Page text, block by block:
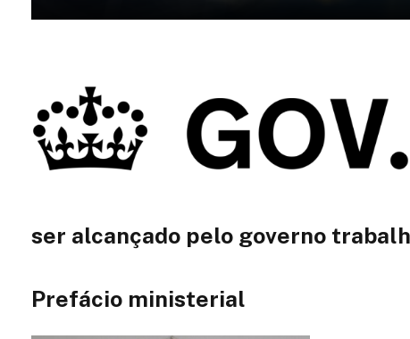
ser alcançado pelo governo
Prefácio ministerial